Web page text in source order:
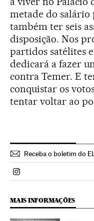
metade do salário
também ter seis
disposição. Nos
partidos satélites
dedicará a fazer
contra Temer. E
conquistar os
tentar voltar ao
Receba o boletim do
Politica El País Brasil
MAIS INFORMAÇÕES